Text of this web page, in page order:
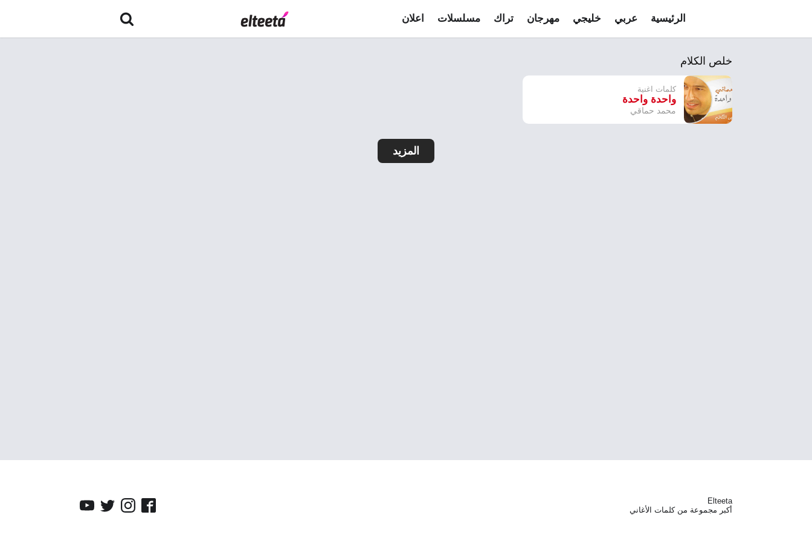
الرئيسية عربي خليجي مهرجان تراك مسلسلات اعلان
خلص الكلام
كلمات اغنية
واحدة واحدة
محمد حماقي
المزيد
Elteeta
أكبر مجموعة من كلمات الأغاني